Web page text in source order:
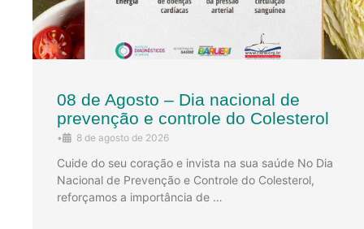
08 de Agosto – Dia nacional de
prevenção e controle do Colesterol
• 8 de agosto de 2026
Cuide do seu coração e invista na sua saúde No Dia
Nacional de Prevenção e Controle do Colesterol,
reforçamos a importância de …